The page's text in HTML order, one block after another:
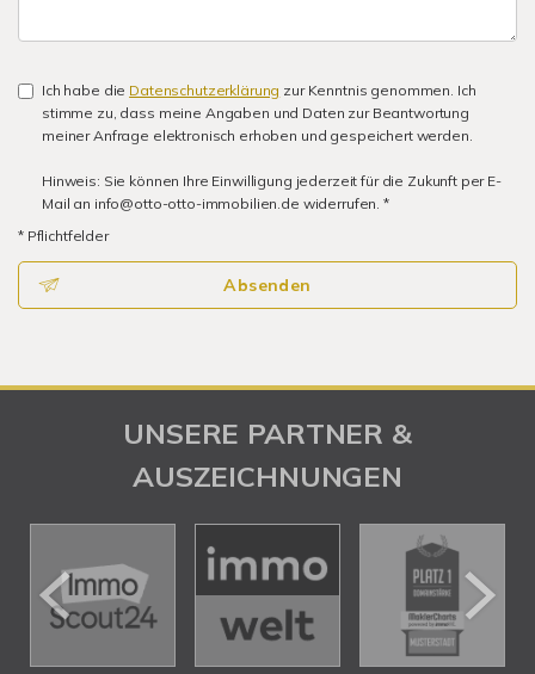
Ich habe die Datenschutzerklärung zur Kenntnis genommen. Ich
stimme zu, dass meine Angaben und Daten zur Beantwortung
meiner Anfrage elektronisch erhoben und gespeichert werden.
Hinweis: Sie können Ihre Einwilligung jederzeit für die Zukunft per E-
Mail an info@otto-otto-immobilien.de widerrufen. *
* Pflichtfelder
Absenden
UNSERE PARTNER &
AUSZEICHNUNGEN